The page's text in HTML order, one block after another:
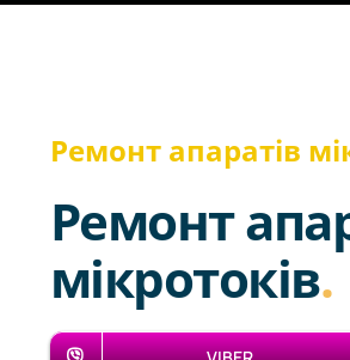
Ремонт апаратів
Ремонт
мікротоків.